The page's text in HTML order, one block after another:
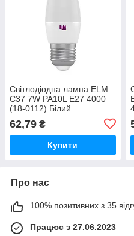
Світлодіодна лампа ELM
C37 7W PA10L E27 4000
(18-0112) Білий
62,79 ₴
Купити
Про нас
100% позитивних з 35
Працює з 27.06.2023